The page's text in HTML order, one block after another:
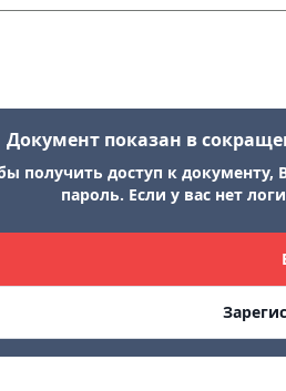
Документ показан в
получить доступ к
пароль. Если у вас нет